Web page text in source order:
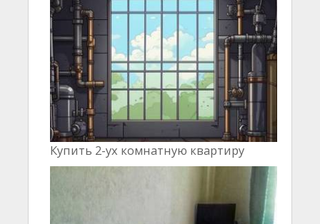
Купить 2-ух комнатную квартиру